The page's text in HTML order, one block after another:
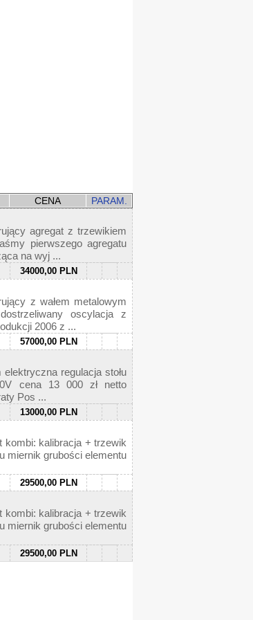
CENA PARAM.
agregat z trzewikiem
pierwszego agregatu
na wyj ...
34000,00 PLN
z wałem metalowym
oscylacja z
2006 z ...
57000,00 PLN
regulacja stołu
cena 13 000 zł netto
Pos ...
13000,00 PLN
kombi: kalibracja + trzewik
miernik grubości elementu
29500,00 PLN
kombi: kalibracja + trzewik
miernik grubości elementu
29500,00 PLN